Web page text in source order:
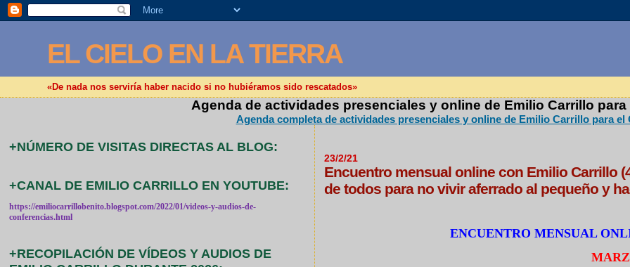
EL CIELO EN LA TIERRA
«De nada nos serviría haber nacido si no hubiéramos sido rescatados»
Agenda de actividades presenciales y online de Emilio Carrillo para
Agenda completa de actividades presenciales y online de Emilio Carrillo para el
23/2/21
Encuentro mensual online con Emilio Carrillo
de todos para no vivir aferrado al pequeño y
ENCUENTRO MENSUAL
+NÚMERO DE VISITAS DIRECTAS AL BLOG:
+CANAL DE EMILIO CARRILLO EN YOUTUBE:
https://emiliocarrillobenito.blogspot.com/2022/01/videos-y-audios-de-
conferencias.html
+RECOPILACIÓN DE VÍDEOS Y AUDIOS DE